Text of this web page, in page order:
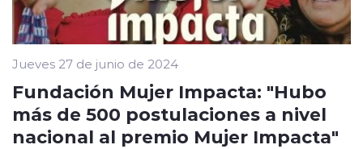
Jueves 27 de junio de 2024
Fundación Mujer Impacta: "Hubo
más de 500 postulaciones a nivel
nacional al premio Mujer Impacta"